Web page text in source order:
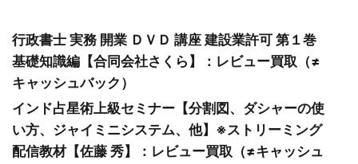
行政書士 実務 開業 ＤＶＤ 講座 建設業許可 第１巻
基礎知識編【合同会社さくら】：レビュー買取（≠
キャッシュバック）
インド占星術上級セミナー【分割図、ダシャーの使
い方、ジャイミニシステム、他】※ストリーミング
配信教材【佐藤 秀】：レビュー買取（≠キャッシュ